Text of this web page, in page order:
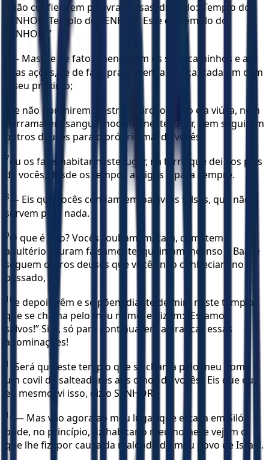
Não confiem em palavras falsas, dizendo: ‘Templo do
SENHOR! Templo do SENHOR! Este é o templo do
SENHOR!’”
— Mas, se de fato emendarem os seus caminhos e as
suas ações, se de fato praticarem a justiça, cada um com
o seu próximo;
se não oprimirem o estrangeiro, o órfão e a viúva, nem
derramarem sangue inocente neste lugar, nem seguirem
outros deuses para o próprio mal de vocês,
7eu os farei habitar neste lugar, na terra que dei aos pais
de vocês, desde os tempos antigos e para sempre.
8— Eis que vocês confiam em palavras falsas, que não
servem para nada.
9O que é isso? Vocês roubam, matam, cometem
adultério e juram falsamente, queimam incenso a Baal e
seguem outros deuses que vocês não conheciam no
passado,
10 e depois vêm e se põem diante de mim neste templo
que se chama pelo meu nome, e dizem: “Estamos
salvos!” Sim, só para continuarem a praticar essas
abominações!
11
Será que este templo que se chama pelo meu nome é
um covil de salteadores aos olhos de vocês? Eis que eu,
eu mesmo, vi isso, diz o SENHOR.
12 — Mas vão agora ao meu lugar que estava em Siló,
onde, no princípio, fiz habitar o meu nome, e vejam o
que lhe fiz, por causa da maldade do meu povo de Israel.